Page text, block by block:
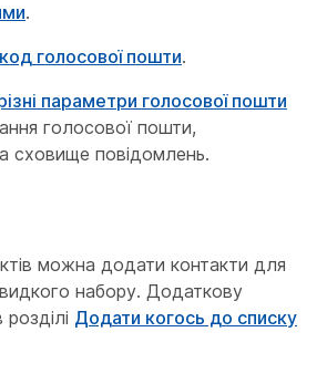
.
голосової пошти.
параметри голосової пошти
голосової пошти,
сховище повідомлень.
можна додати контакти для
набору. Додаткову
Додати когось до списку